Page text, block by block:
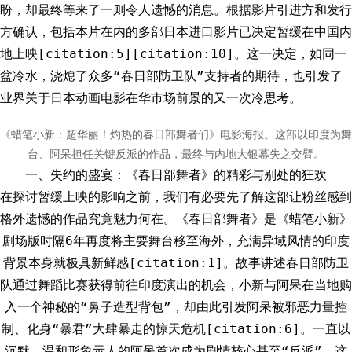
盼，却最终等来了一则令人遗憾的消息。根据影片引进方和发行
方确认，包括本片在内的多部日本进口影片已决定暂缓在中国内
地上映[citation:5][citation:10]。这一决定，如同一
盆冷水，浇熄了众多“春日部防卫队”支持者的期待，也引发了
业界关于日本动画电影在华市场前景的又一次冷思考。
《蜡笔小新：超华丽！灼热的春日部舞者们》电影海报。这部以印度为舞
台、阿呆担任关键反派的作品，最终与内地大银幕失之交臂。
一、失约的盛宴：《春日部舞者》的精彩与别处的狂欢
在探讨暂缓上映的影响之前，我们有必要先了解这部让粉丝感到
格外遗憾的作品究竟魅力何在。《春日部舞者》是《蜡笔小新》
剧场版时隔6年再度将主要舞台移至海外，充满异域风情的印度
背景本身就极具新鲜感[citation:1]。故事讲述春日部防卫
队通过舞蹈比赛获得前往印度演出的机会，小新与阿呆在当地购
入一个神秘的“鼻子造型背包”，却由此引发阿呆被邪恶力量控
制、化身“暴君”大肆暴走的惊天危机[citation:6]。一直以